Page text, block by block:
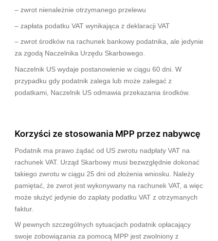
– zwrot nienależnie otrzymanego przelewu
– zapłata podatku VAT wynikająca z deklaracji VAT
– zwrot środków na rachunek bankowy podatnika, ale jedynie
za zgodą Naczelnika Urzędu Skarbowego.
Naczelnik US wydaje postanowienie w ciągu 60 dni. W
przypadku gdy podatnik zalega lub może zalegać z
podatkami, Naczelnik US odmawia przekazania środków.
Korzyści ze stosowania MPP przez nabywcę
Podatnik ma prawo żądać od US zwrotu nadpłaty VAT na
rachunek VAT. Urząd Skarbowy musi bezwzględnie dokonać
takiego zwrotu w ciągu 25 dni od złożenia wniosku. Należy
pamiętać, że zwrot jest wykonywany na rachunek VAT, a więc
może służyć jedynie do zapłaty podatku VAT z otrzymanych
faktur.
W pewnych szczególnych sytuacjach podatnik opłacający
swoje zobowiązania za pomocą MPP jest zwolniony z